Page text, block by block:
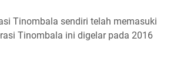
Tinombala sendiri telah memasuki
Tinombala ini digelar pada 2016